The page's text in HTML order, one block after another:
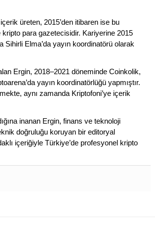
üreten, 2015’den itibaren ise bu
para gazetecisidir. Kariyerine 2015
Sihirli Elma’da yayın koordinatörü olarak
Ergin, 2018–2021 döneminde Coinkolik,
yayın koordinatörlüğü yapmıştır.
aynı zamanda Kriptofoni’ye içerik
inanan Ergin, finans ve teknoloji
doğruluğu koruyan bir editoryal
içeriğiyle Türkiye’de profesyonel kripto